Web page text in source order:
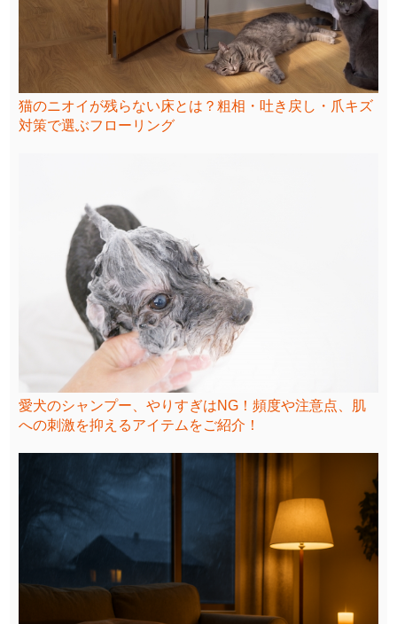
猫のニオイが残らない床とは？粗相・吐き戻し・爪キズ
対策で選ぶフローリング
愛犬のシャンプー、やりすぎはNG！頻度や注意点、肌
への刺激を抑えるアイテムをご紹介！